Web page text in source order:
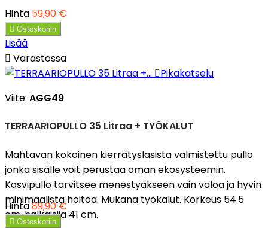
Hinta 59,90 €
 Ostoskoriin
Lisää
 Varastossa
Pikakatselu
Viite: AGG49
TERRAARIOPULLO 35 Litraa + TYÖKALUT
Mahtavan kokoinen kierrätyslasista valmistettu pullo
jonka sisälle voit perustaa oman ekosysteemin.
Kasvipullo tarvitsee menestyäkseen vain valoa ja hyvin
minimaalista hoitoa. Mukana työkalut. Korkeus 54.5
cm, halkaisija 41 cm.
Hinta89,90 €
 Ostoskoriin